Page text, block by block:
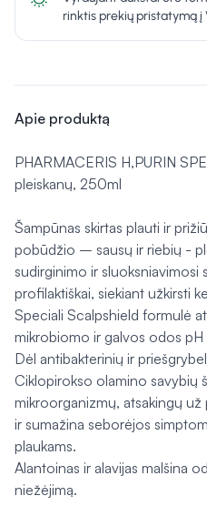
rinktis prekių pristatymą į
Apie produktą
PHARMACERIS H,PURIN
pleiskanų, 250ml
Šampūnas skirtas plauti ir
pobūdžio – sausų ir riebių -
sudirginimo ir sluoksniavimosi
profilaktiškai, siekiant užkirsti
Speciali Scalpshield formulė
mikrobiomo ir galvos odos pH
Dėl antibakterinių ir
Ciklopirokso olamino savybių
mikroorganizmų, atsakingų už
ir sumažina seborėjos
plaukams.
Alantoinas ir alavijas malšina
niežėjimą.